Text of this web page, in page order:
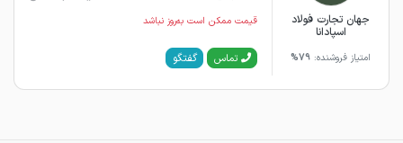
جهان تجارت فولاد
اسپادانا
امتیاز فروشنده: 79%
قیمت ممکن است به‌روز نباشد
تماس گفتگو